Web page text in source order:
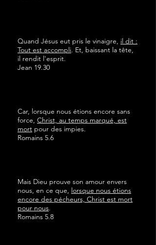
Quand Jésus eut pris le vinaigre, il dit :
Tout est accompli. Et, baissant la tête,
il rendit l'esprit.
Jean 19.30
Car, lorsque nous étions encore sans
force, Christ, au temps marqué, est
mort pour des impies.
Romains 5.6
Mais Dieu prouve son amour envers
nous, en ce que, lorsque nous étions
encore des pécheurs, Christ est mort
pour nous.
Romains 5.8